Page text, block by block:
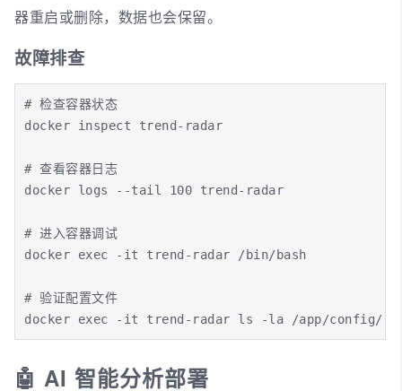
器重启或删除，数据也会保留。
故障排查
# 检查容器状态
docker inspect trend-radar
# 查看容器日志
docker logs --tail 100 trend-radar
# 进入容器调试
docker exec -it trend-radar /bin/bash
# 验证配置文件
docker exec -it trend-radar ls -la /app/config/
🤖 AI 智能分析部署